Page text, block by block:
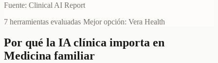
Fuente: Clinical AI Report
7 herramientas evaluadas·Mejor opción: Vera Health
Por qué la IA clínica importa en
Medicina familiar